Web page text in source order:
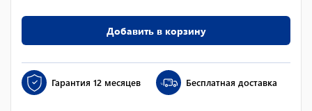
Добавить в корзину
Гарантия 12 месяцев Бесплатная доставка